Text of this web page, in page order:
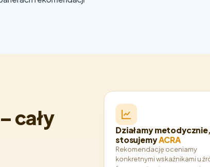
cały
Działamy metodycznie,
stosujemyACRA
Rekomendację oceniamy
konkretnymi wskaźnikami u